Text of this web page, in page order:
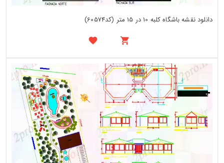
دانلود نقشه باشگاه کلبه 10 در 15 متر (کد60574)